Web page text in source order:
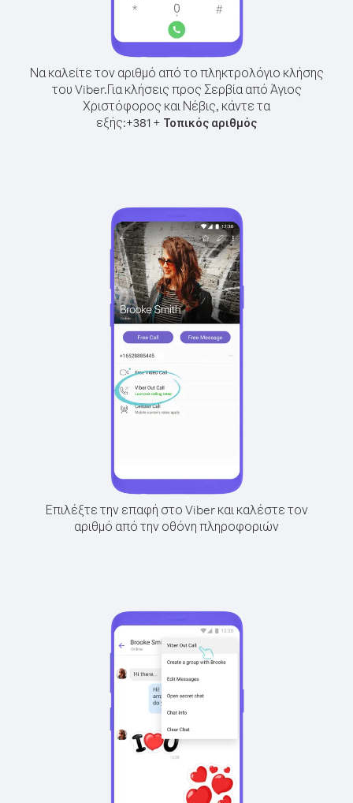
Να καλείτε τον αριθμό από το πληκτρολόγιο κλήσης
του Viber.Για κλήσεις προς Σερβία από Άγιος
Χριστόφορος και Νέβις, κάντε τα
εξής:+381 + Τοπικός αριθμός
Επιλέξτε την επαφή στο Viber και καλέστε τον
αριθμό από την οθόνη πληροφοριών